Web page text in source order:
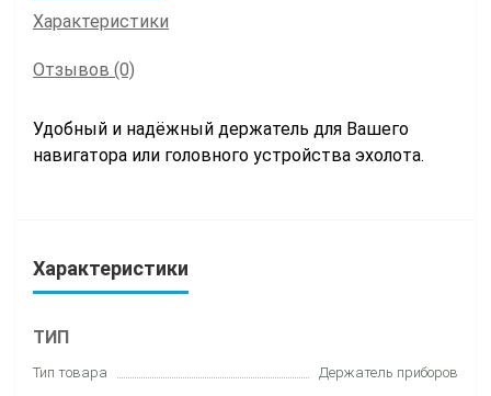
Характеристики
Отзывов (0)
Удобный и надёжный держатель для Вашего
навигатора или головного устройства эхолота.
Характеристики
ТИП
Тип товара Держатель приборов